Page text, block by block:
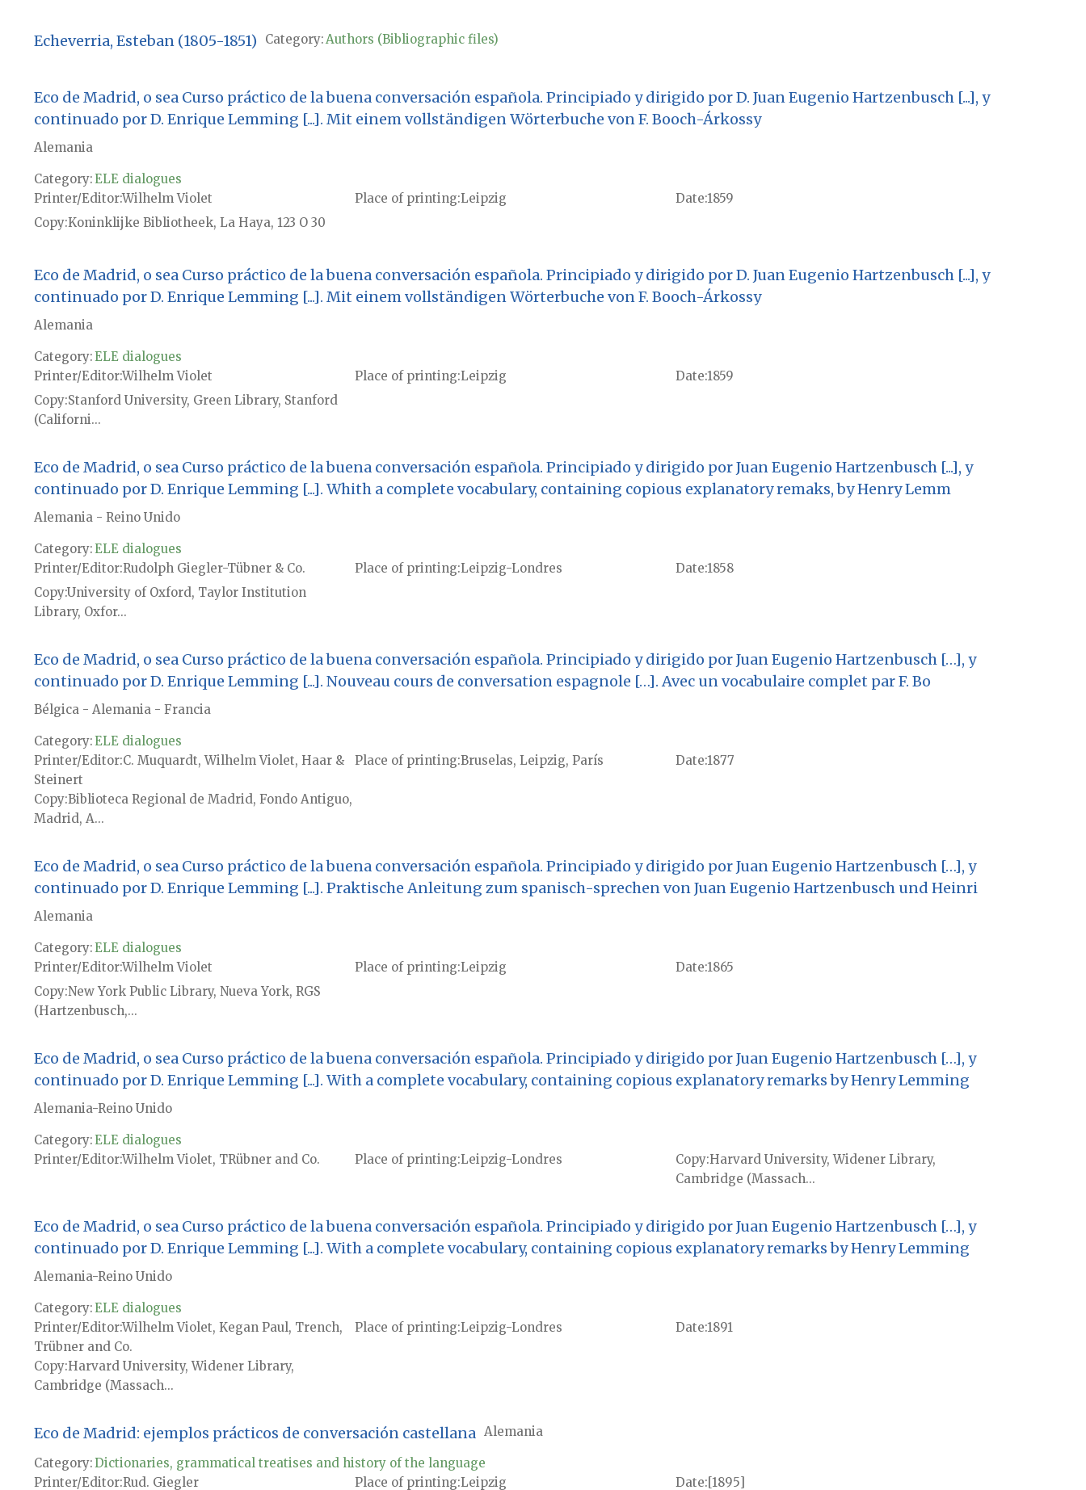
Echeverria, Esteban (1805-1851) Category: Authors (Bibliographic files)
Eco de Madrid, o sea Curso práctico de la buena conversación española. Principiado y dirigido por D. Juan Eugenio Hartzenbusch [...], y
continuado por D. Enrique Lemming [...]. Mit einem vollständigen Wörterbuche von F. Booch-Árkossy
Alemania
Category:ELE dialogues
Printer/EditorWilhelm Violet Place of printing Leipzig Date1859
Copy Koninklijke Bibliotheek, La Haya, 123 O 30
Eco de Madrid, o sea Curso práctico de la buena conversación española. Principiado y dirigido por D. Juan Eugenio Hartzenbusch [...], y
continuado por D. Enrique Lemming [...]. Mit einem vollständigen Wörterbuche von F. Booch-Árkossy
Alemania
Category:ELE dialogues
Printer/EditorWilhelm Violet Place of printing Leipzig Date1859
Copy Stanford University, Green Library, Stanford
(Californi...
Eco de Madrid, o sea Curso práctico de la buena conversación española. Principiado y dirigido por Juan Eugenio Hartzenbusch [...], y
continuado por D. Enrique Lemming [...]. Whith a complete vocabulary, containing copious explanatory remaks, by Henry Lemm
Alemania - Reino Unido
Category:ELE dialogues
Printer/Editor Rudolph Giegler-Tübner & Co. Place of printing Leipzig-Londres Date1858
CopyUniversity of Oxford, Taylor Institution
Library, Oxfor...
Eco de Madrid, o sea Curso práctico de la buena conversación española. Principiado y dirigido por Juan Eugenio Hartzenbusch […], y
continuado por D. Enrique Lemming [...]. Nouveau cours de conversation espagnole […]. Avec un vocabulaire complet par F. Bo
Bélgica - Alemania - Francia
Category:ELE dialogues
Printer/Editor C. Muquardt, Wilhelm Violet, Haar &
Steinert
Place of printing Bruselas, Leipzig, París Date1877
Copy Biblioteca Regional de Madrid, Fondo Antiguo,
Madrid, A...
Eco de Madrid, o sea Curso práctico de la buena conversación española. Principiado y dirigido por Juan Eugenio Hartzenbusch […], y
continuado por D. Enrique Lemming [...]. Praktische Anleitung zum spanisch-sprechen von Juan Eugenio Hartzenbusch und Heinri
Alemania
Category:ELE dialogues
Printer/EditorWilhelm Violet Place of printing Leipzig Date1865
Copy New York Public Library, Nueva York, RGS
(Hartzenbusch,...
Eco de Madrid, o sea Curso práctico de la buena conversación española. Principiado y dirigido por Juan Eugenio Hartzenbusch […], y
continuado por D. Enrique Lemming [...]. With a complete vocabulary, containing copious explanatory remarks by Henry Lemming
Alemania-Reino Unido
Category:ELE dialogues
Printer/EditorWilhelm Violet, TRübner and Co. Place of printing Leipzig-Londres Copy Harvard University, Widener Library,
Cambridge (Massach...
Eco de Madrid, o sea Curso práctico de la buena conversación española. Principiado y dirigido por Juan Eugenio Hartzenbusch […], y
continuado por D. Enrique Lemming [...]. With a complete vocabulary, containing copious explanatory remarks by Henry Lemming
Alemania-Reino Unido
Category:ELE dialogues
Printer/EditorWilhelm Violet, Kegan Paul, Trench,
Trübner and Co.
Place of printing Leipzig-Londres Date1891
Copy Harvard University, Widener Library,
Cambridge (Massach...
Eco de Madrid: ejemplos prácticos de conversación castellana Alemania
Category:Dictionaries, grammatical treatises and history of the language
Printer/Editor Rud. Giegler Place of printing Leipzig Date [1895]